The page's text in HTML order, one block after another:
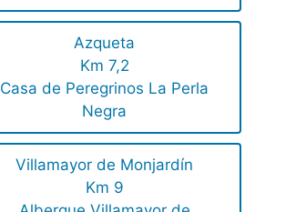
Azqueta
Km 7,2
Casa de Peregrinos La Perla
Negra
Villamayor de Monjardín
Km 9